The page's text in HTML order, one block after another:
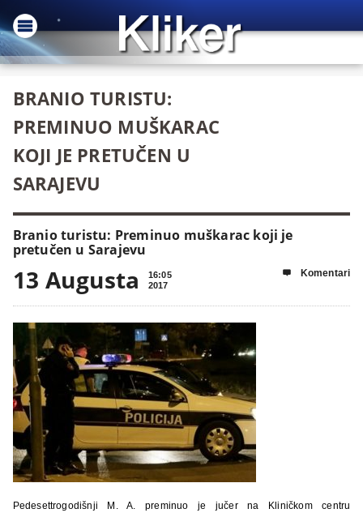
BRANIO TURISTU:
PREMINUO MUŠKARAC
KOJI JE PRETUČEN U
SARAJEVU
Branio turistu: Preminuo muškarac koji je
pretučen u Sarajevu
13 Augusta
16:05
2017
 Komentari
Pedesettrogodišnji M. A. preminuo je jučer na Kliničkom centru